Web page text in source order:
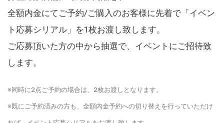
全額内金にてご予約/ご購入のお客様に先着で「イベン
ト応募シリアル」を1枚お渡し致します。
ご応募頂いた方の中から抽選で、イベントにご招待致
します。
※同時に2点ご予約の場合は、2枚お渡しとなります。
※既にご予約済みの方も、全額内金予約への切り替えを行っていただけ